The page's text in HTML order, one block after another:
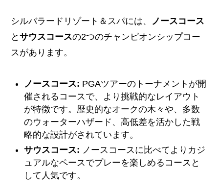
シルバラードリゾート＆スパには、
ノースコース
とサウスコースの2つのチャンピオンシップコー
スがあります。
ノースコース: PGAツアーのトーナメントが開
催されるコースで、より挑戦的なレイアウト
が特徴です。歴史的なオークの木々や、多数
のウォーターハザード、高低差を活かした戦
略的な設計がされています。
サウスコース: ノースコースに比べてよりカジ
ュアルなペースでプレーを楽しめるコースと
して人気です。